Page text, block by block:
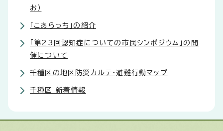
お）
「こあらっち」の紹介
「第23回認知症についての市民シンポジウム」の開
催について
千種区の地区防災カルテ・避難行動マップ
千種区 新着情報